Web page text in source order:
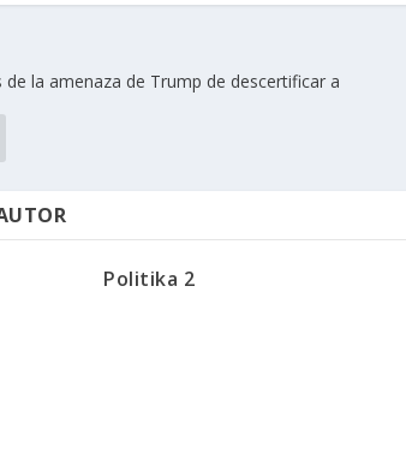
de la amenaza de Trump de descertificar a
Politika 2